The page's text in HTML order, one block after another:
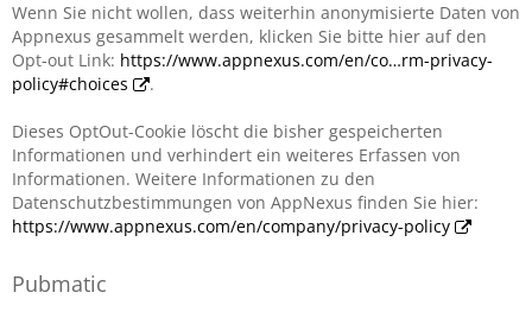
Wenn Sie nicht wollen, dass weiterhin anonymisierte Daten von
Appnexus gesammelt werden, klicken Sie bitte hier auf den
Opt-out Link: https://www.appnexus.com/en/co…rm-privacy-
policy#choices
.
Dieses OptOut-Cookie löscht die bisher gespeicherten
Informationen und verhindert ein weiteres Erfassen von
Informationen. Weitere Informationen zu den
Datenschutzbestimmungen von AppNexus finden Sie hier:
https://www.appnexus.com/en/company/privacy-policy
Pubmatic